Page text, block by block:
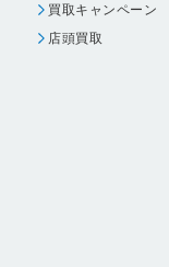
買取キャンペーン
店頭買取